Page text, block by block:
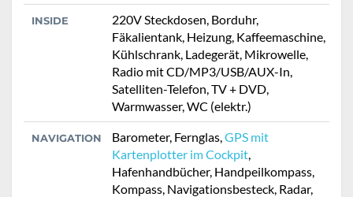
INSIDE
220V Steckdosen, Borduhr,
Fäkalientank, Heizung, Kaffeemaschine,
Kühlschrank, Ladegerät, Mikrowelle,
Radio mit CD/MP3/USB/AUX-In,
Satelliten-Telefon, TV + DVD,
Warmwasser, WC (elektr.)
NAVIGATION Barometer, Fernglas, GPS mit
Kartenplotter im Cockpit
Hafenhandbücher, Handpeilkompass,
Kompass, Navigationsbesteck, Radar,